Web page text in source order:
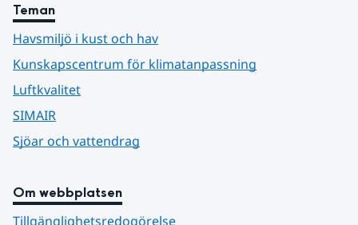
Teman
Havsmiljö i kust och hav
Kunskapscentrum för klimatanpassning
Luftkvalitet
SIMAIR
Sjöar och vattendrag
Om webbplatsen
Tillgänglighetsredogörelse